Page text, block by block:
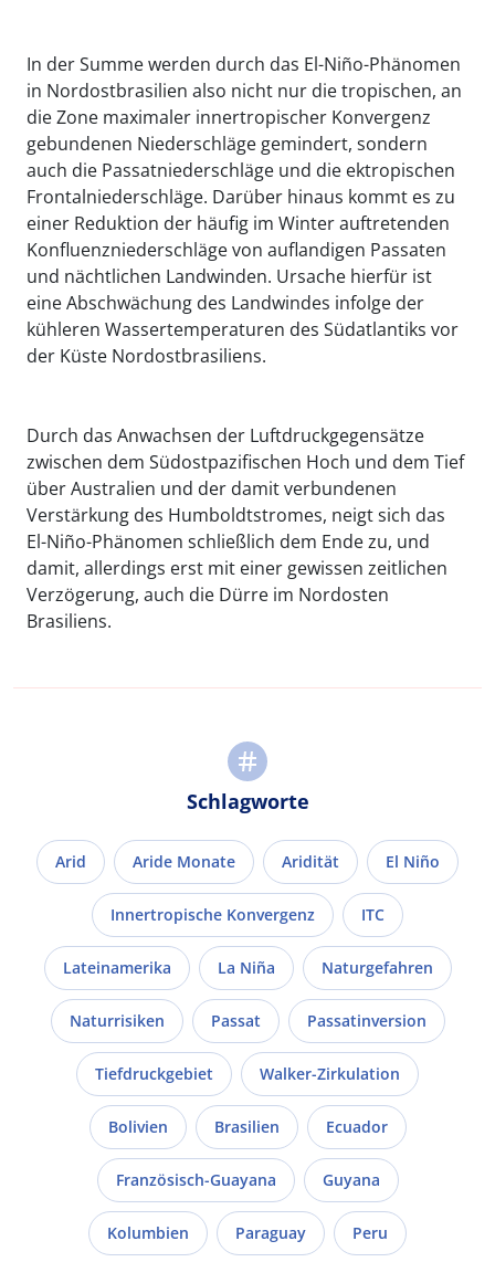
In der Summe werden durch das El-Niño-Phänomen
in Nordostbrasilien also nicht nur die tropischen, an
die Zone maximaler innertropischer Konvergenz
gebundenen Niederschläge gemindert, sondern
auch die Passatniederschläge und die ektropischen
Frontalniederschläge. Darüber hinaus kommt es zu
einer Reduktion der häufig im Winter auftretenden
Konfluenzniederschläge von auflandigen Passaten
und nächtlichen Landwinden. Ursache hierfür ist
eine Abschwächung des Landwindes infolge der
kühleren Wassertemperaturen des Südatlantiks vor
der Küste Nordostbrasiliens.
Durch das Anwachsen der Luftdruckgegensätze
zwischen dem Südostpazifischen Hoch und dem Tief
über Australien und der damit verbundenen
Verstärkung des Humboldtstromes, neigt sich das
El-Niño-Phänomen schließlich dem Ende zu, und
damit, allerdings erst mit einer gewissen zeitlichen
Verzögerung, auch die Dürre im Nordosten
Brasiliens.
Schlagworte
Arid Aride Monate Aridität El Niño
Innertropische Konvergenz ITC
Lateinamerika La Niña Naturgefahren
Naturrisiken Passat Passatinversion
Tiefdruckgebiet Walker-Zirkulation
Bolivien Brasilien Ecuador
Französisch-Guayana Guyana
Kolumbien Paraguay Peru